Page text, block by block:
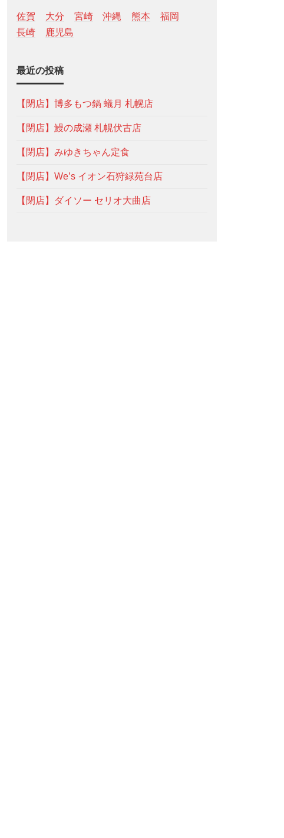
佐賀 大分 宮崎 沖縄 熊本
福岡
長崎
鹿児島
最近の投稿
【閉店】博多もつ鍋 蟻月 札幌店
【閉店】鰻の成瀬 札幌伏古店
【閉店】みゆきちゃん定食
【閉店】We’s イオン石狩緑苑台店
【閉店】ダイソー セリオ大曲店